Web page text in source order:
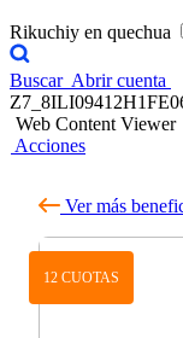
Rikuchiy en quechua
Buscar Abrir cuenta
Web Content Viewer
Acciones
Ver más
12 CUOTAS